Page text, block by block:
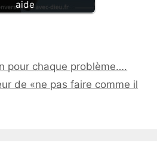
aide
pour chaque problème….
de «ne pas faire comme il